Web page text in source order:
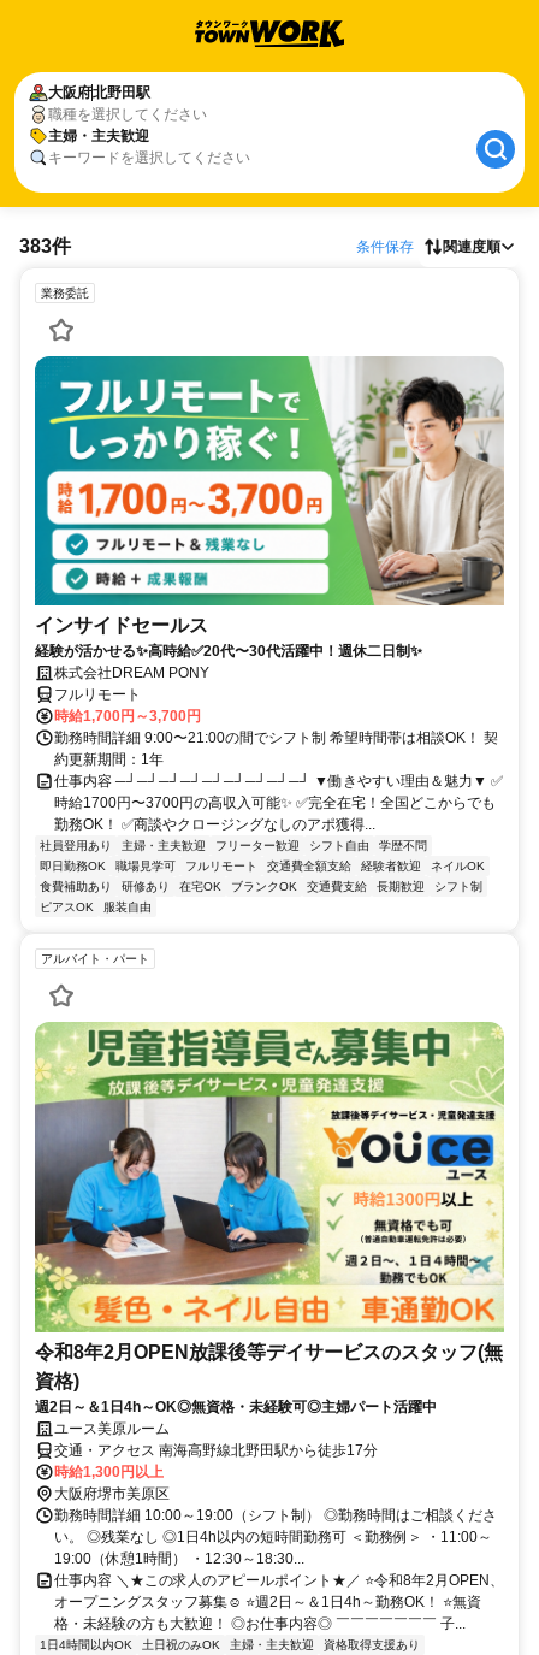
大阪府北野田駅
職種を選択してください
主婦・主夫歓迎
キーワードを選択してください
383件 条件保存 関連度順
業務委託
インサイドセールス
経験が活かせる✨高時給✅20代〜30代活躍中！週休二日制✨
株式会社DREAM PONY
フルリモート
時給1,700円～3,700円
勤務時間詳細 9:00〜21:00の間でシフト制 希望時間帯は相談OK！ 契
約更新期間：1年
仕事内容 ─┘─┘─┘─┘─┘─┘─┘─┘─┘ ▼働きやすい理由＆魅力▼ ✅
時給1700円〜3700円の高収入可能✨ ✅完全在宅！全国どこからでも
勤務OK！ ✅商談やクロージングなしのアポ獲得...
社員登用あり 主婦・主夫歓迎 フリーター歓迎 シフト自由
学歴不問
即日勤務OK
職場見学可 フルリモート 交通費全額支給 経験者歓迎
ネイルOK
食費補助あり
研修あり 在宅OK ブランクOK 交通費支給 長期歓迎
シフト制
ピアスOK
服装自由
アルバイト・パート
令和8年2月OPEN放課後等デイサービスのスタッフ(無
資格)
週2日～＆1日4h～OK◎無資格・未経験可◎主婦パート活躍中
ユース美原ルーム
交通・アクセス 南海高野線北野田駅から徒歩17分
時給1,300円以上
大阪府堺市美原区
勤務時間詳細 10:00～19:00（シフト制） ◎勤務時間はご相談くださ
い。 ◎残業なし ◎1日4h以内の短時間勤務可 ＜勤務例＞ ・11:00～
19:00（休憩1時間） ・12:30～18:30...
仕事内容 ＼★この求人のアピールポイント★／ ⭐令和8年2月OPEN、
オープニングスタッフ募集☺ ⭐週2日～＆1日4h～勤務OK！ ⭐無資
格・未経験の方も大歓迎！ ◎お仕事内容◎ ￣￣￣￣￣￣￣ 子...
1日4時間以内OK 土日祝のみOK 主婦・主夫歓迎
資格取得支援あり